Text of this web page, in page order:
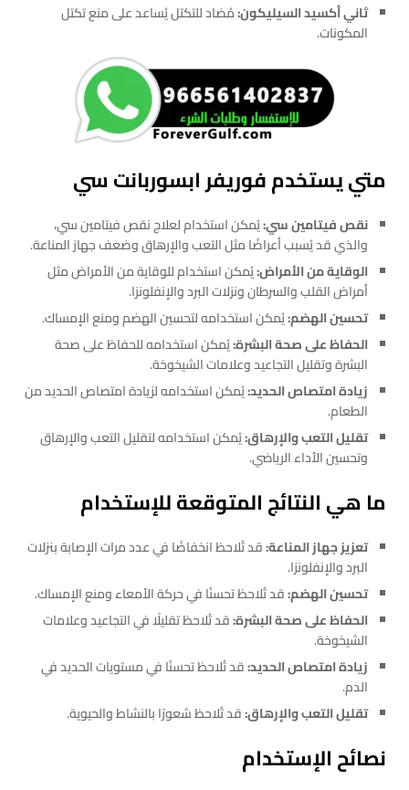
ثاني أكسيد السيليكون:مُضاد للتكتل يُساعد على منع تكتل
المكونات.
متي يستخدم فوريفر ابسوربانت سي
نقص فيتامين سي:يُمكن استخدام لعلاج نقص فيتامين سي،
والذي قد يُسبب أعراضًا مثل التعب والإرهاق وضعف جهاز المناعة.
الوقاية من الأمراض:يُمكن استخدام للوقاية من الأمراض مثل
أمراض القلب والسرطان ونزلات البرد والإنفلونزا.
تحسين الهضم:يُمكن استخدامه لتحسين الهضم ومنع الإمساك.
الحفاظ على صحة البشرة:يُمكن استخدامه للحفاظ على صحة
البشرة وتقليل التجاعيد وعلامات الشيخوخة.
زيادة امتصاص الحديد:يُمكن استخدامه لزيادة امتصاص الحديد من
الطعام.
تقليل التعب والإرهاق:يُمكن استخدامه لتقليل التعب والإرهاق
وتحسين الأداء الرياضي.
ما هي النتائج المتوقعة للإستخدام
تعزيز جهاز المناعة:قد تُلاحظ انخفاضًا في عدد مرات الإصابة بنزلات
البرد والإنفلونزا.
تحسين الهضم:قد تُلاحظ تحسنًا في حركة الأمعاء ومنع الإمساك.
الحفاظ على صحة البشرة:قد تُلاحظ تقليلًا في التجاعيد وعلامات
الشيخوخة.
زيادة امتصاص الحديد:قد تُلاحظ تحسنًا في مستويات الحديد في
الدم.
تقليل التعب والإرهاق:قد تُلاحظ شعورًا بالنشاط والحيوية.
نصائح الإستخدام